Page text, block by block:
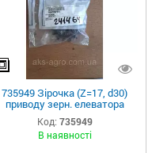
735949 Зірочка (Z=17, d30)
приводу зерн. елеватора
Lex420/440/460/480/580 AGRI
PARTS
Код: 735949
В наявності